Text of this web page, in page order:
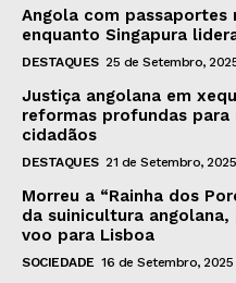
Angola com passaportes
enquanto Singapura
DESTAQUES 25 de Setembro,
Justiça angolana em
reformas profundas
cidadãos
DESTAQUES 21 de Setembro, 2025
Morreu a “Rainha dos
da suinicultura
voo para Lisboa
SOCIEDADE 16 de Setembro, 2025